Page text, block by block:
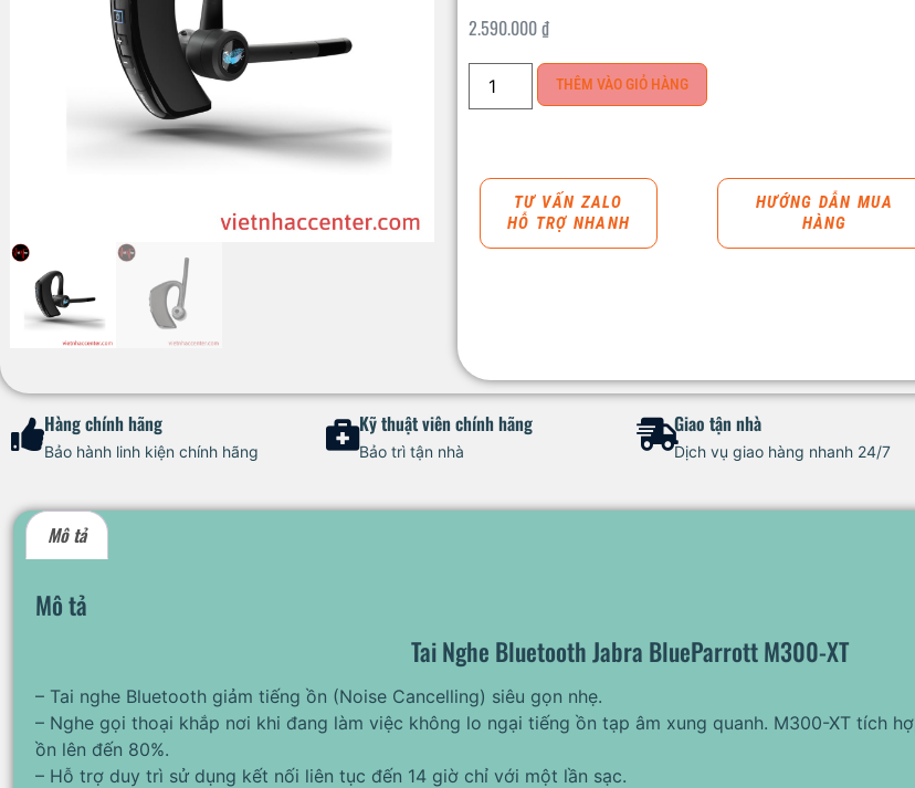
2.590.000₫
THÊM VÀO GIỎ HÀNG
TƯ VẤN ZALO
HỖ TRỢ NHANH
HƯỚNG DẪN MUA
HÀNG
Hàng chính hãng
Bảo hành linh kiện chính hãng
Kỹ thuật viên chính hãng
Bảo trì tận nhà
Giao tận nhà
Dịch vụ giao hàng nhanh 24/7
Mô tả
Mô tả
Tai Nghe Bluetooth Jabra BlueParrott M300-XT
– Tai nghe Bluetooth giảm tiếng ồn (Noise Cancelling) siêu gọn nhẹ.
– Nghe gọi thoại khắp nơi khi đang làm việc không lo ngại tiếng ồn tạp âm xung quanh. M300-XT tích
ồn lên đến 80%.
– Hỗ trợ duy trì sử dụng kết nối liên tục đến 14 giờ chỉ với một lần sạc.